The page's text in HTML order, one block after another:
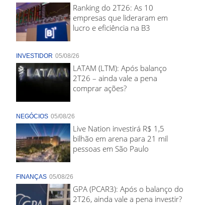
Ranking do 2T26: As 10
empresas que lideraram em
lucro e eficiência na B3
INVESTIDOR 05/08/26
LATAM (LTM): Após balanço
2T26 – ainda vale a pena
comprar ações?
NEGÓCIOS 05/08/26
Live Nation investirá R$ 1,5
bilhão em arena para 21 mil
pessoas em São Paulo
FINANÇAS 05/08/26
GPA (PCAR3): Após o balanço do
2T26, ainda vale a pena investir?